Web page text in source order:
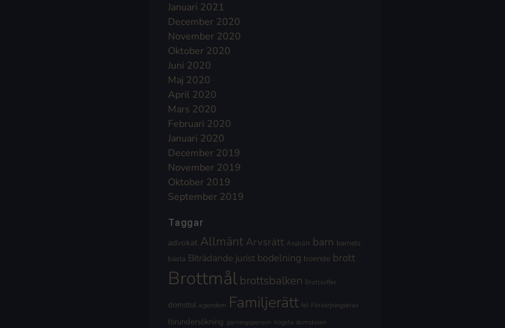
Januari 2021
December 2020
November 2020
Oktober 2020
Juni 2020
Maj 2020
April 2020
Mars 2020
Februari 2020
Januari 2020
December 2019
November 2019
Oktober 2019
September 2019
Taggar
advokat Allmänt Arvsrätt Asylrätt barn barnets
bästa Biträdande jurist bodelning boende brott
Brottmålbrottsbalken Brottsoffer
domstol egendom Familjerätt fel Försörjningskrav
förundersökning gärningsperson högsta domstolen